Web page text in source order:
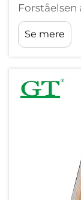
og grund
Se mere